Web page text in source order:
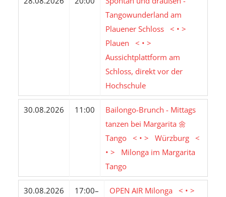
Tangowunderland am
Plauener Schloss < • >
Plauen < • >
Aussichtplattform am
Schloss, direkt vor der
Hochschule
30.08.2026 11:00
Bailongo-Brunch - Mittags
tanzen bei Margarita 🌼
Tango < • > Würzburg <
• > Milonga im Margarita
Tango
30.08.2026
17:00–
OPEN AIR Milonga < • >